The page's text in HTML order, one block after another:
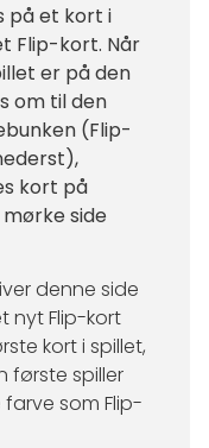
på et kort i
Flip-kort. Når
er på den
om til den
(Flip-
kort på
side
denne side
nyt Flip-kort
kort i spillet,
første spiller
som Flip-